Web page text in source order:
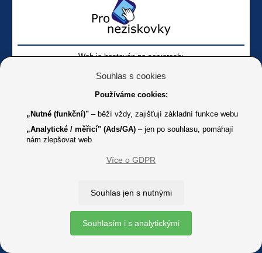
Web je hostován na serverech:
Online
Youtube SONS
K jakémukoliv užití textů a obrázků uvedených na tomto serveru je
Copyright © 2012 - 2026 SONS ČR, z. s.
Ochrana osobních údajů (GDPR)
Souhlas s cookies
Používáme cookies:
„Nutné (funkční)" – běží vždy, zajišťují základní funkce webu
„Analytické / měřicí" (Ads/GA) – jen po souhlasu, pomáhají
nám zlepšovat web
Více o GDPR
Souhlas jen s nutnými
Souhlasím i s analytickými